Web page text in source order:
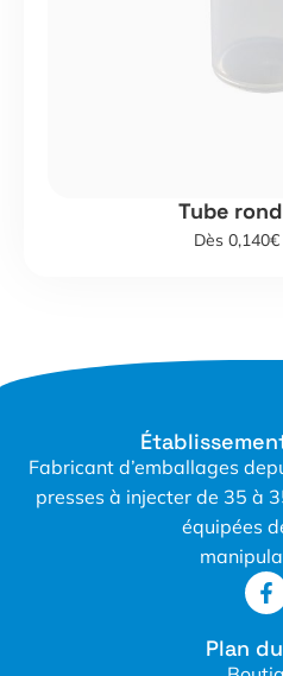
Tube
Dès 0,140€
Fabricant d’emballages
presses à injecter de 35 à
équipées
Plan